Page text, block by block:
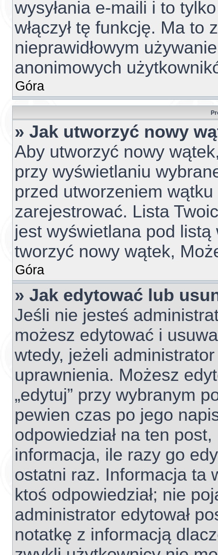
wysyłania e-maili i to
włączył tę funkcję. Ma to
nieprawidłowym
anonimowych
Góra
» Jak utworzyć nowy
Aby utworzyć nowy
przy wyświetlaniu
przed utworzeniem wątku
zarejestrować. Lista
jest wyświetlana pod listą
tworzyć nowy wątek,
Góra
» Jak edytować lub
Jeśli nie jesteś
możesz edytować i
wtedy, jeżeli
uprawnienia. Możesz
„edytuj” przy wybranym
pewien czas po jego
odpowiedział na ten
informacja, ile razy go
ostatni raz. Informacja ta
ktoś odpowiedział; nie
administrator edytował
notatkę z informacją